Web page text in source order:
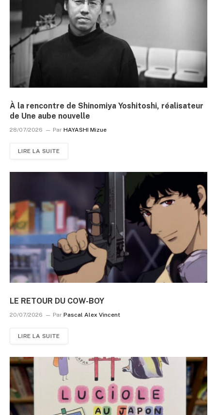
À la rencontre de Shinomiya Yoshitoshi, réalisateur
de Une aube nouvelle
28/07/2026 Par HAYASHI Mizue
LIRE LA SUITE
LE RETOUR DU COW-BOY
20/07/2026 Par Pascal Alex Vincent
LIRE LA SUITE